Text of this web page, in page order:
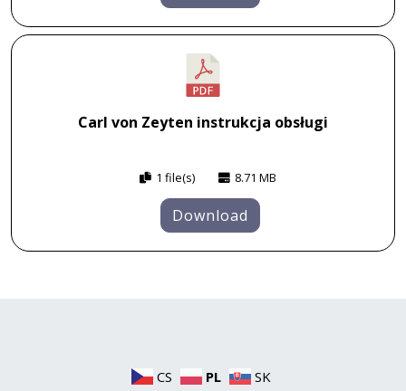
Carl von Zeyten instrukcja obsługi
1 file(s) 8.71 MB
Download
CS PL SK